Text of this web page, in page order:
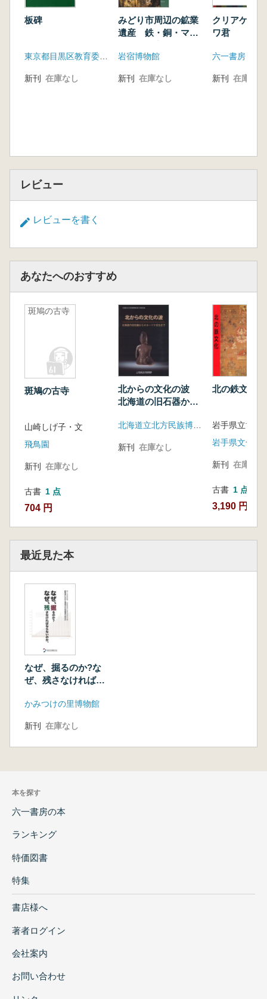
板碑
東京都目黒区教育委員会
新刊 在庫なし
みどり市周辺の鉱業
遺産 鉄・銅・マン
岩宿博物館
新刊 在庫なし
クリアケー
ワ君
六一書房
新刊 在庫なし
レビュー
レビューを書く
あなたへのおすすめ
斑鳩の古寺
斑鳩の古寺
山崎しげ子・文
飛鳥園
新刊 在庫なし
古書 1 点
704 円
北からの文化の波
北海道の旧石器から
新刊 在庫なし
北の鉄文化
岩手県立博物
岩手県文化振
新刊 在庫なし
古書 1 点
3,190 円
最近見た本
なぜ、掘るのか?な
ぜ、残さなければな
おける埋蔵文化財保
かみつけの里博物館
新刊 在庫なし
本を探す
六一書房の本
ランキング
特価図書
特集
書店様へ
著者ログイン
会社案内
お問い合わせ